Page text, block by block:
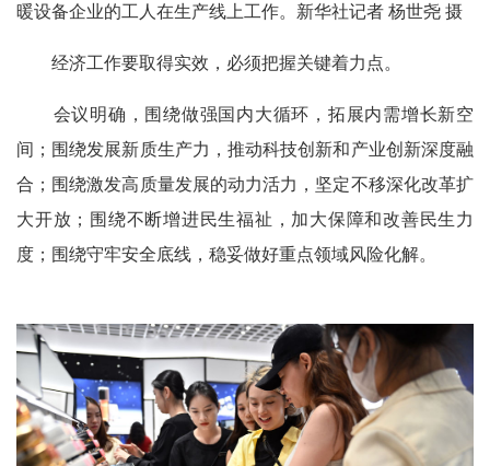
暖设备企业的工人在生产线上工作。新华社记者 杨世尧 摄
经济工作要取得实效，必须把握关键着力点。
会议明确，围绕做强国内大循环，拓展内需增长新空
间；围绕发展新质生产力，推动科技创新和产业创新深度融
合；围绕激发高质量发展的动力活力，坚定不移深化改革扩
大开放；围绕不断增进民生福祉，加大保障和改善民生力
度；围绕守牢安全底线，稳妥做好重点领域风险化解。